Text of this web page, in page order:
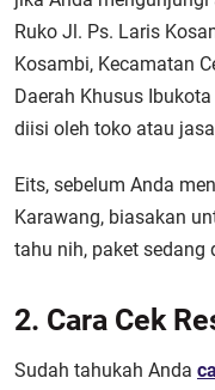
Ruko Jl. Ps. Laris
Kosambi, Kecamatan
Daerah Khusus
diisi oleh toko atau
Eits, sebelum Anda
Karawang, biasakan
tahu nih, paket sedang
2. Cara Cek
Sudah tahukah Anda